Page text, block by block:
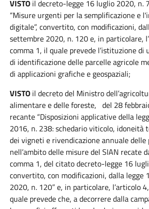
VISTO il decreto-legge 16 luglio 2020, n.
“Misure urgenti per la semplificazione e
digitale”, convertito, con modificazioni,
settembre 2020, n. 120 e, in particolare,
comma 1, il quale prevede l’istituzione di
di identificazione delle parcelle agricole
di applicazioni grafiche e geospaziali;
VISTO il decreto del Ministro
alimentare e delle foreste, del 28
recante “Disposizioni applicative della
2016, n. 238: schedario viticolo, idoneità
dei vigneti e rivendicazione annuale delle
nell’ambito delle misure del SIAN recate
comma 1, del citato decreto-legge 16
convertito, con modificazioni, dalla legge
2020, n. 120” e, in particolare, l’articolo
quale prevede che, a decorrere dalla